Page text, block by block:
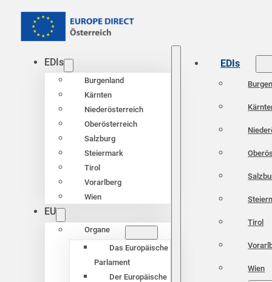
EDIs
Burgenland
Kärnten
Niederösterreich
Oberösterreich
Salzburg
Steiermark
Tirol
Vorarlberg
Wien
EU
Organe
Das Europäische
Parlament
Der Europäische
EDIs
Tirol
Wien